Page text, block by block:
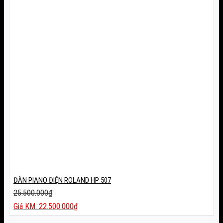
ĐÀN PIANO ĐIỆN ROLAND HP 507
25.500.000₫
Giá
gốc
22.500.000₫
Giá